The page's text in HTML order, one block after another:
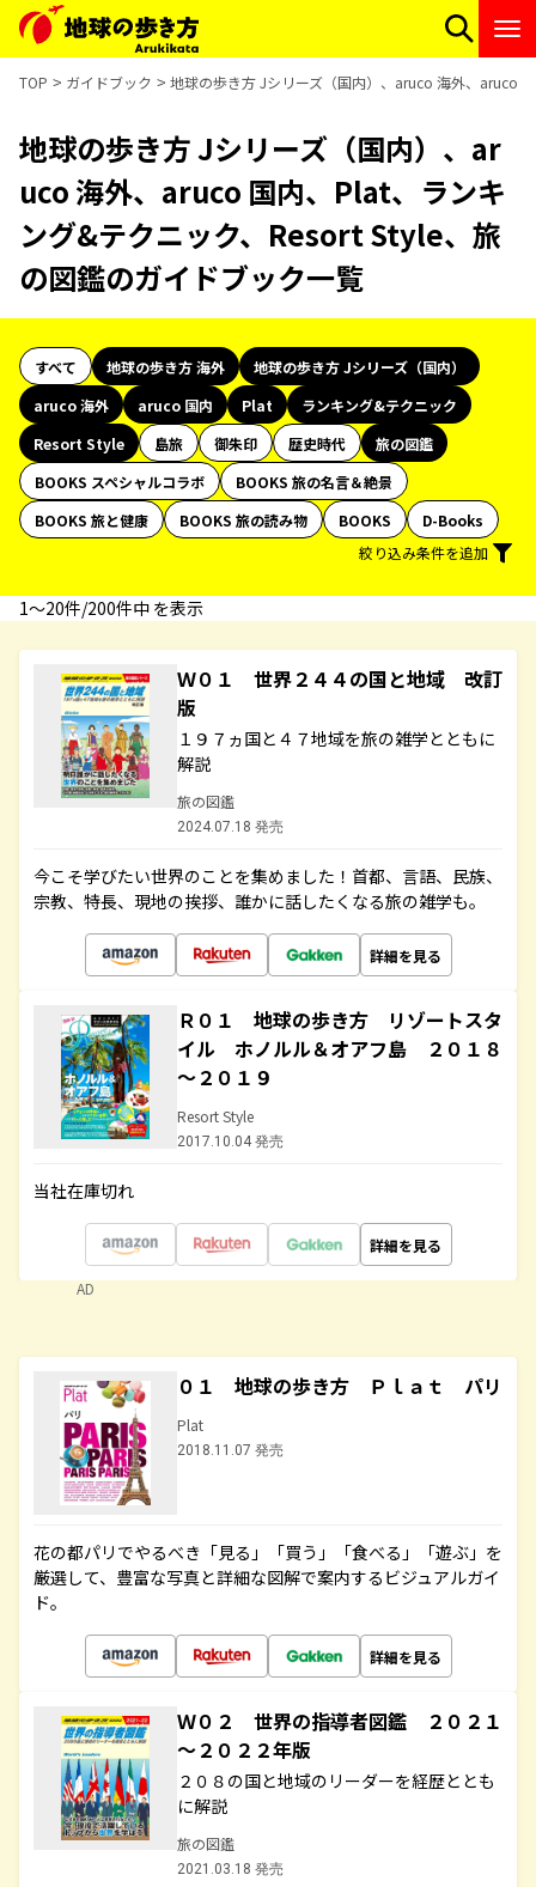
TOP ガイドブック 地球の歩き方 Jシリーズ（国内）、aruco 海外、aruco
地球の歩き方 Jシリーズ（国内）、ar
uco 海外、aruco 国内、Plat、ランキ
ング&テクニック、Resort Style、旅
の図鑑のガイドブック一覧
すべて 地球の歩き方 海外
地球の歩き方 Jシリーズ（国内）
aruco 海外
aruco 国内 Plat
ランキング&テクニック
Resort Style
島旅 御朱印 歴史時代
旅の図鑑
BOOKS スペシャルコラボ
BOOKS 旅の名言＆絶景
BOOKS 旅と健康
BOOKS 旅の読み物 BOOKS
D-Books
絞り込み条件を追加
1〜20件/200件中 を表示
Ｗ０１ 世界２４４の国と地域 改訂
版
１９７ヵ国と４７地域を旅の雑学とともに
解説
旅の図鑑
2024.07.18 発売
今こそ学びたい世界のことを集めました！首都、言語、民族、
宗教、特長、現地の挨拶、誰かに話したくなる旅の雑学も。
詳細を見る
Ｒ０１ 地球の歩き方 リゾートスタ
イル ホノルル＆オアフ島 ２０１８
～２０１９
Resort Style
2017.10.04 発売
当社在庫切れ
詳細を見る
AD
０１ 地球の歩き方 Ｐｌａｔ パリ
Plat
2018.11.07 発売
花の都パリでやるべき「見る」「買う」「食べる」「遊ぶ」を
厳選して、豊富な写真と詳細な図解で案内するビジュアルガイ
ド。
詳細を見る
Ｗ０２ 世界の指導者図鑑 ２０２１
～２０２２年版
２０８の国と地域のリーダーを経歴ととも
に解説
旅の図鑑
2021.03.18 発売